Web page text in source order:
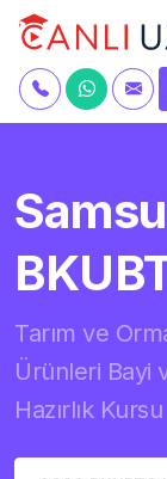
Tarım ve
Ürünleri Bayi
Hazırlık Kursu